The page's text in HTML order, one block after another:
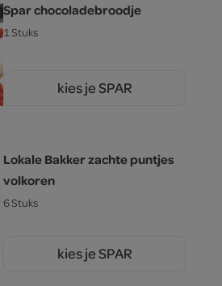
Spar chocoladebroodje
1 Stuks
kies je SPAR
Lokale Bakker zachte puntjes
volkoren
6 Stuks
kies je SPAR